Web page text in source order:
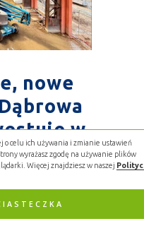
o celu ich używania i zmianie ustawień
wyrażasz zgodę na używanie plików
Więcej znajdziesz w naszej
nowe
w
i